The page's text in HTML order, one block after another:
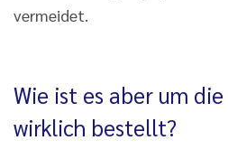
vermeidet.
Wie ist es aber um
wirklich bestellt?